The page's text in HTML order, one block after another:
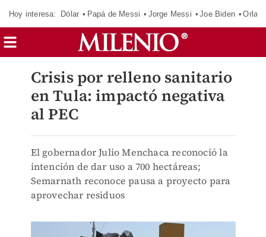
Hoy interesa: Dólar Papá de Messi Jorge Messi Joe Biden
Crisis por relleno sanitario
en Tula: impactó negativa
al PEC
El gobernador Julio Menchaca reconoció la
intención de dar uso a 700 hectáreas;
Semarnath reconoce pausa a proyecto para
aprovechar residuos